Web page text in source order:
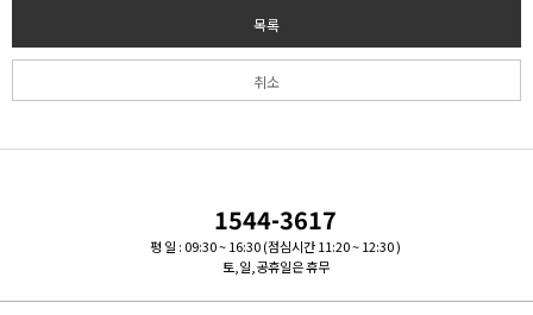
목록
취소
1544-3617
평 일 : 09:30 ~ 16:30 (점심시간 11:20 ~ 12:30 )
토,일,공휴일은 휴무